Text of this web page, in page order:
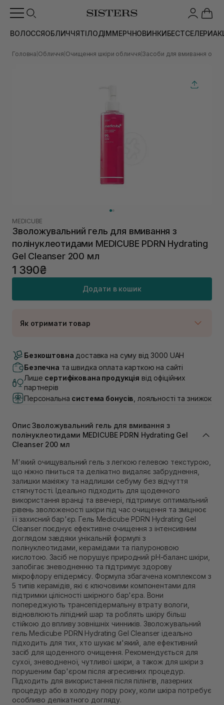
ВОЛОССЯОБЛИЧЧЯТІЛОДІММЕРЧНОВИНКИБЕСТСЕЛЕРИ
Головна Обличчя Очищення шкіри обличчя Засоби для вмивання
MEDICUBE
Зволожувальний гель для вмивання з
полінуклеотидами MEDICUBE PDRN Hydrating
Gel Cleanser 200 мл
1 390₴
Додати в кошик
Як отримати товар
В наявності
Самовивіз м. Луцьк, вул. Винниченка 4
Немає в наявності!
Самовивіз м. Львів, вул. Академіка Підстригача, 1В
(Duck’s Lake)
Немає в наявності!
Немає в наявності!
Самовивіз м. Львів, вул. Степана Бандери 45
Немає в наявності!
Немає в наявності!
Самовивіз м. Рівне, вул. Кулика і Гудачека 23 (ТЦ
Екватор)
Немає в наявності!
Безкоштовна доставка на суму від 3000 UAH
Безпечна та швидка оплата карткою на сайті
Лише сертифікована продукція від офіційних
партнерів
Персональна система бонусів , лояльності та знижок
Опис Зволожувальний гель для вмивання з
полінуклеотидами MEDICUBE PDRN Hydrating Gel
Cleanser 200 мл
М'який очищувальний гель з легкою гелевою текстурою,
що ніжно піниться та делікатно видаляє забруднення,
залишки макіяжу та надлишки себуму без відчуття
стягнутості. Ідеально підходить для щоденного
використання вранці та ввечері, підтримує оптимальний
рівень зволоженості шкіри під час очищення та зміцнює
її захисний бар'єр. Гель Medicube PDRN Hydrating Gel
Cleanser поєднує ефективне очищення з інтенсивним
доглядом завдяки унікальній формулі з
полінуклеотидами, керамідами та гіалуроновою
кислотою. Засіб не порушує природний pH-баланс шкіри,
запобігає зневодненню та підтримує здорову
мікрофлору епідермісу. Формула збагачена комплексом з
5 типів керамідів, які є ключовими компонентами для
підтримки цілісності шкірного бар'єра. Вони
попереджують трансепідермальну втрату вологи,
відновлюють ліпідний шар та роблять шкіру більш
стійкою до впливу зовнішніх чинників. Зволожувальний
гель Medicube PDRN Hydrating Gel Cleanser ідеально
підходить для тих, хто шукає м'який, але ефективний
засіб для щоденного очищення. Рекомендується для
сухої, зневодненої, чутливої шкіри, а також для шкіри з
порушеним бар'єром після агресивних процедур.
Підходить для використання після пілінгів, лазерних
процедур або в холодну пору року, коли шкіра потребує
особливо делікатного догляду.